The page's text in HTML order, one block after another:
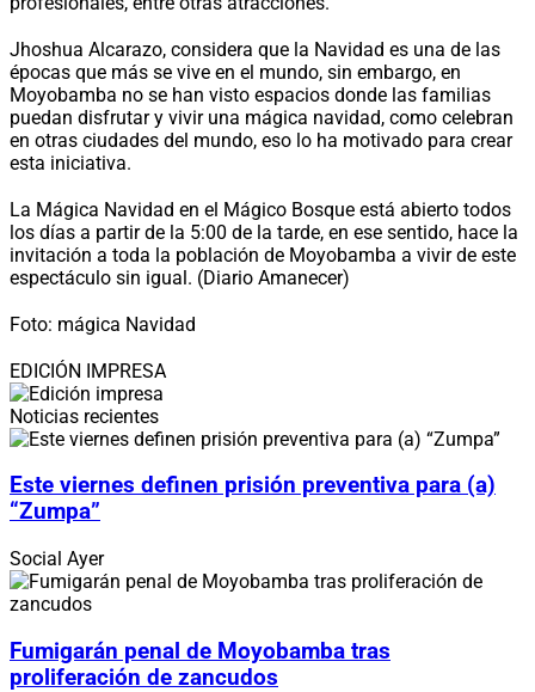
Jhoshua Alcarazo, considera que la Navidad es una de las
épocas que más se vive en el mundo, sin embargo, en
Moyobamba no se han visto espacios donde las familias
puedan disfrutar y vivir una mágica navidad, como celebran
en otras ciudades del mundo, eso lo ha motivado para crear
esta iniciativa.
La Mágica Navidad en el Mágico Bosque está abierto todos
los días a partir de la 5:00 de la tarde, en ese sentido, hace la
invitación a toda la población de Moyobamba a vivir de este
espectáculo sin igual. (Diario Amanecer)
Foto: mágica Navidad
EDICIÓN IMPRESA
Noticias recientes
Este viernes definen prisión preventiva para (a)
“Zumpa”
Social Ayer
Fumigarán penal de Moyobamba tras
proliferación de zancudos